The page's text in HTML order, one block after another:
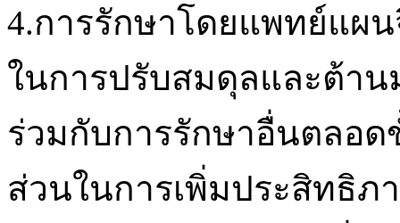
4.การรักษาโดยแพทย์แ
ในการปรับสมดุลและต้าน
ร่วมกับการรักษาอื่นตลอด
ส่วนในการเพิ่มประสิทธิภ